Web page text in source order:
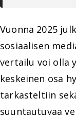
Vuonna 2025
sosiaalisen
vertailu voi olla
keskeinen osa
tarkasteltiin
suuntautuvaa